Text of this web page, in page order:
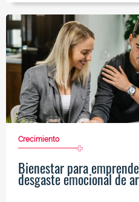
Crecimiento
Bienestar para
desgaste emocional de